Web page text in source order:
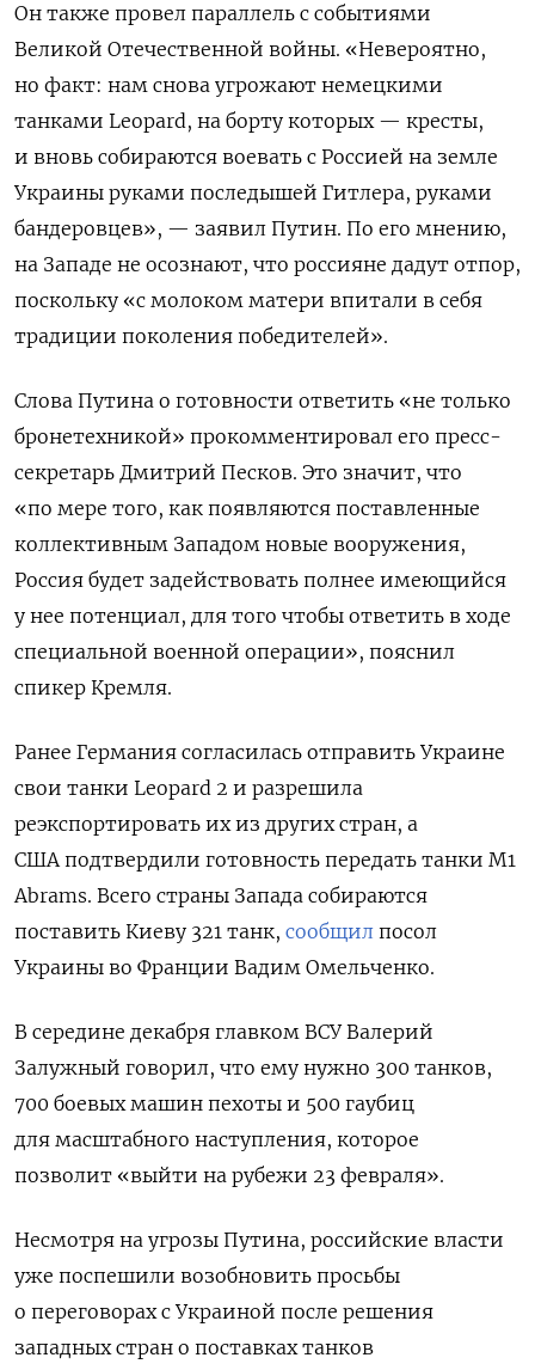
Он также провел параллель с событиями
Великой Отечественной войны. «Невероятно,
но факт: нам снова угрожают немецкими
танками Leopard, на борту которых — кресты,
и вновь собираются воевать с Россией на земле
Украины руками последышей Гитлера, руками
бандеровцев», — заявил Путин. По его мнению,
на Западе не осознают, что россияне дадут отпор,
поскольку «с молоком матери впитали в себя
традиции поколения победителей».
Слова Путина о готовности ответить «не только
бронетехникой» прокомментировал его пресс-
секретарь Дмитрий Песков. Это значит, что
«по мере того, как появляются поставленные
коллективным Западом новые вооружения,
Россия будет задействовать полнее имеющийся
у нее потенциал, для того чтобы ответить в ходе
специальной военной операции», пояснил
спикер Кремля.
Ранее Германия согласилась отправить Украине
свои танки Leopard 2 и разрешила
реэкспортировать их из других стран, а
США подтвердили готовность передать танки M1
Abrams. Всего страны Запада собираются
поставить Киеву 321 танк, сообщил посол
Украины во Франции Вадим Омельченко.
В середине декабря главком ВСУ Валерий
Залужный говорил, что ему нужно 300 танков,
700 боевых машин пехоты и 500 гаубиц
для масштабного наступления, которое
позволит «выйти на рубежи 23 февраля».
Несмотря на угрозы Путина, российские власти
уже поспешили возобновить просьбы
о переговорах с Украиной после решения
западных стран о поставках танков